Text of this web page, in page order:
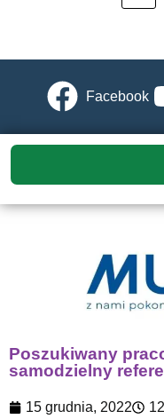
Facebook
Poszukiwany
samodzielny
15 grudnia, 2022